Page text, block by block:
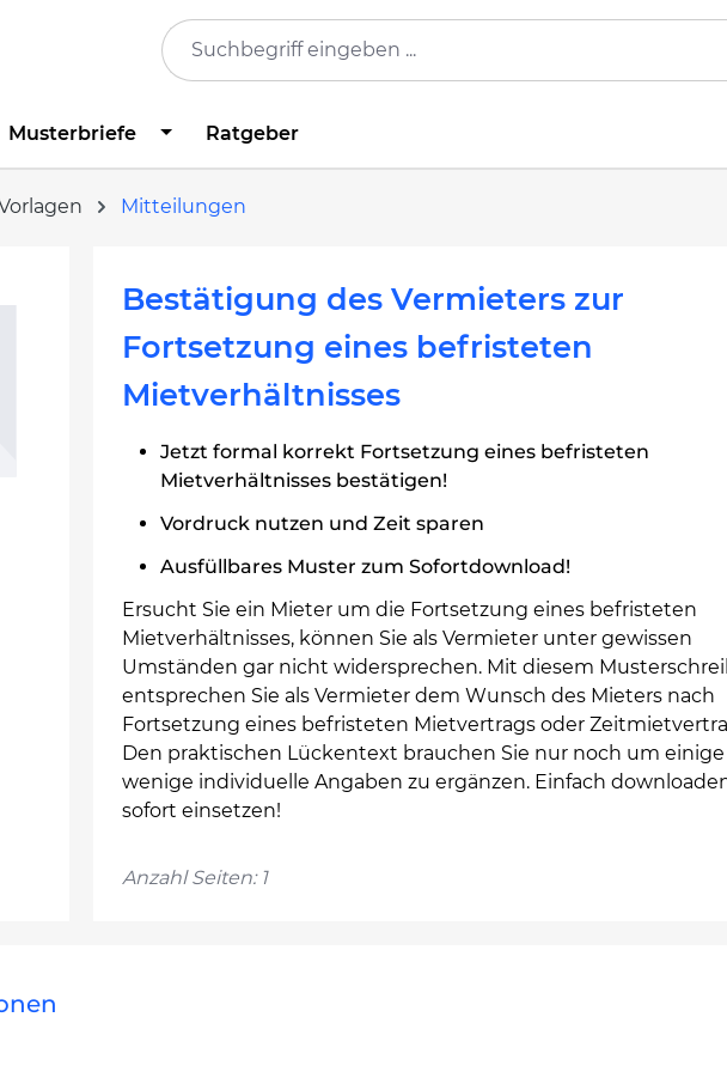
Musterbriefe Ratgeber
Mitteilungen
Bestätigung des Vermieters zur
Fortsetzung eines befristeten
Mietverhältnisses
Jetzt formal korrekt Fortsetzung eines befristeten
Mietverhältnisses bestätigen!
Vordruck nutzen und Zeit sparen
Ausfüllbares Muster zum Sofortdownload!
Ersucht Sie ein Mieter um die Fortsetzung eines befristeten
Mietverhältnisses, können Sie als Vermieter unter gewissen
Umständen gar nicht widersprechen. Mit diesem
entsprechen Sie als Vermieter dem Wunsch des Mieters nach
Fortsetzung eines befristeten Mietvertrags oder
Den praktischen Lückentext brauchen Sie nur noch um einige
wenige individuelle Angaben zu ergänzen. Einfach
sofort einsetzen!
Anzahl Seiten: 1